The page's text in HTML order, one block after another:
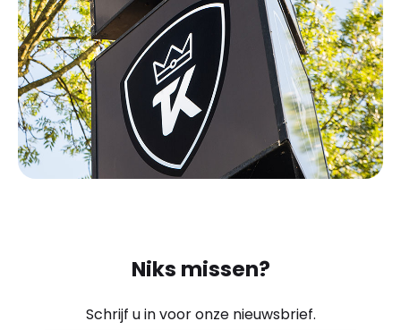
Niks missen?
Schrijf u in voor onze nieuwsbrief.